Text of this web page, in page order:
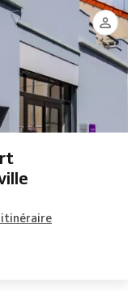
itinéraire